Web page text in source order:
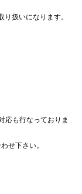
扱いになります。
応も行なっておりま
せ下さい。